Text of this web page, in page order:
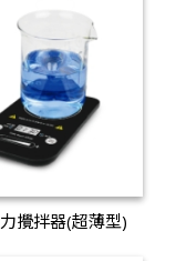
攪拌器(超薄型)